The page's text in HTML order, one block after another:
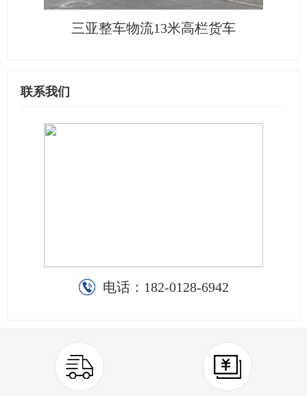
三亚整车物流13米高栏货车
联系我们
电话： 182-0128-6942